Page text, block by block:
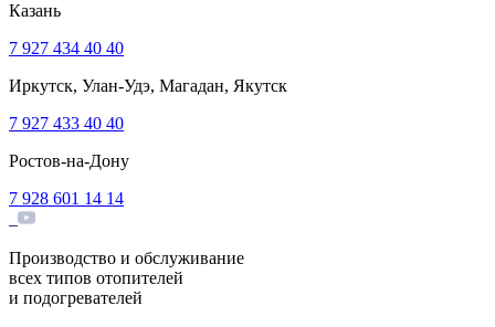
Казань
7 927 434 40 40
Иркутск, Улан-Удэ, Магадан, Якутск
7 927 433 40 40
Ростов-на-Дону
7 928 601 14 14
Производство и обслуживание
всех типов отопителей
и подогревателей